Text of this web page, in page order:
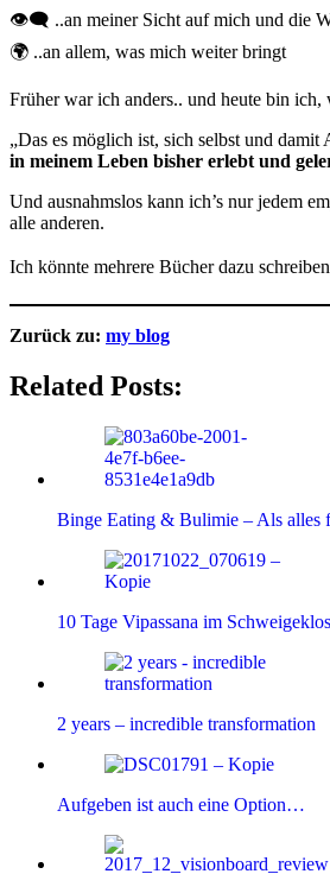
👁️‍🗨️ ..an meiner Sicht auf mich und die
🌍 ..an allem, was mich weiter bringt
Früher war ich anders.. und heute bin ich,
„Das es möglich ist, sich selbst und
in meinem Leben bisher erlebt und
Und ausnahmslos kann ich’s nur jedem
alle anderen.
Ich könnte mehrere Bücher dazu
Zurück zu: my blog
Related Posts:
Binge Eating & Bulimie – Als
10 Tage Vipassana im
2 years – incredible transformation
Aufgeben ist auch eine Option…